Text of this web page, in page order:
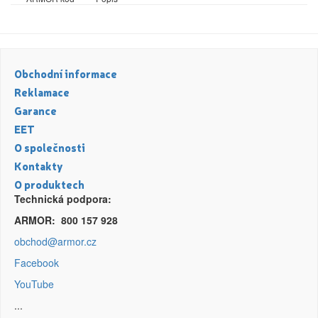
Canon
DIN
Dymo
Epson
Fujitsu
Hermes
IBM
Konica
Zaregistrujte se
Obchodní informace
Reklamace
Garance
EET
O společnosti
Kontakty
O produktech
Technická podpora:
ARMOR: 800 157 928
obchod@armor.cz
Facebook
YouTube
...